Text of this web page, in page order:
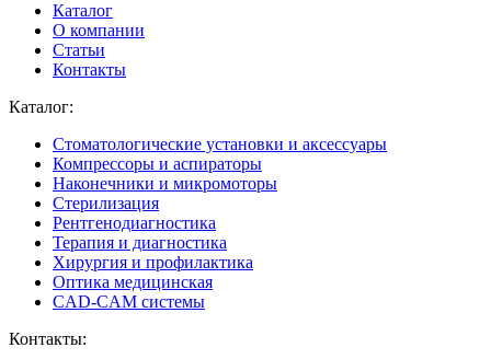
Каталог
О компании
Статьи
Контакты
Каталог:
Стоматологические установки и аксессуары
Компрессоры и аспираторы
Наконечники и микромоторы
Стерилизация
Рентгенодиагностика
Терапия и диагностика
Хирургия и профилактика
Оптика медицинская
CAD-CAM системы
Контакты: